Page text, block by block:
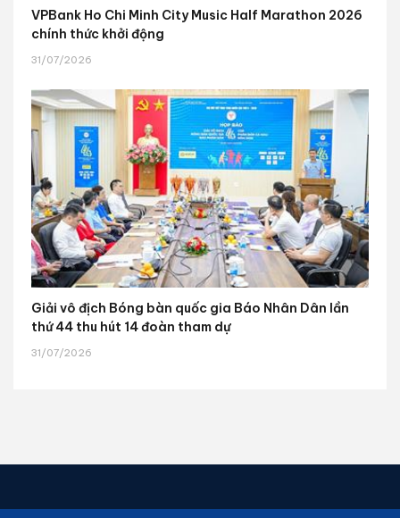
VPBank Ho Chi Minh City Music Half Marathon 2026
chính thức khởi động
31/07/2026
Giải vô địch Bóng bàn quốc gia Báo Nhân Dân lần
thứ 44 thu hút 14 đoàn tham dự
31/07/2026